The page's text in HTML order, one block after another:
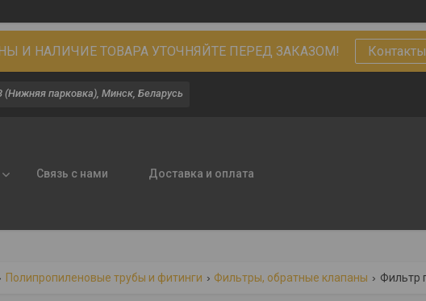
И НАЛИЧИЕ ТОВАРА УТОЧНЯЙТЕ ПЕРЕД ЗАКАЗОМ! Контакты
(Нижняя парковка), Минск, Беларусь
Связь с нами Доставка и оплата
Полипропиленовые трубы и фитинги Фильтры, обратные клапаны Фильтр